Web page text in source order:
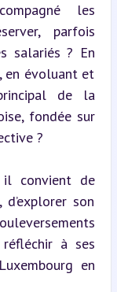
les
parfois
salariés ? En
en évoluant et
de la
fondée sur
?
il convient de
son
à ses
en